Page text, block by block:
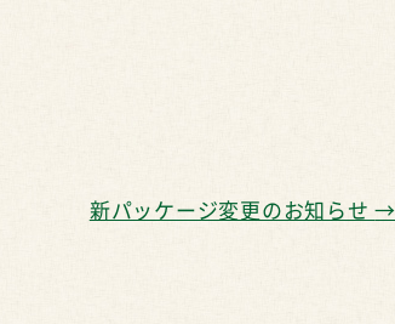
新パッケージ変更のお知らせ→